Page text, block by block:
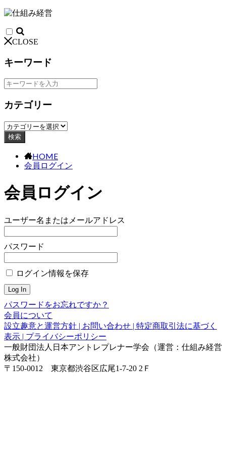
CLOSE
キーワード
カテゴリー
検索
HOME
会員ログイン
会員ログイン
ユーザー名またはメールアドレス
パスワード
ログイン情報を保存
パスワードをお忘れですか？
会員について
設立趣意と運営方針 | お問い合わせ | 特定商取引法に基づく
表示 | プライバシーポリシー
一般財団法人日本アントレプレナー学会（運営：仕組み経営
株式会社）
〒150-0012 東京都渋谷区広尾1-7-20 2Ｆ